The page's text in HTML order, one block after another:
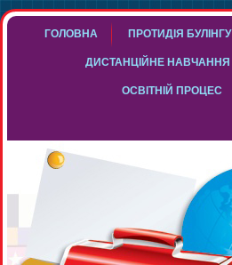
ГОЛОВНА ПРОТИДІЯ БУЛІНГУ
ДИСТАНЦІЙНЕ НАВЧАННЯ
ОСВІТНІЙ ПРОЦЕС